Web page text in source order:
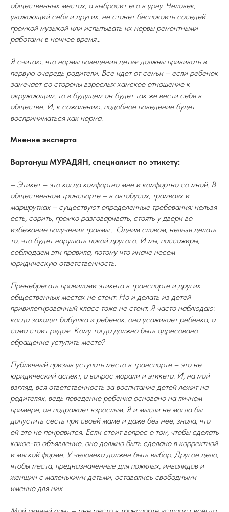
общественных местах, а выбросит его в урну. Человек,
уважающий себя и других, не станет беспокоить соседей
громкой музыкой или испытывать их нервы ремонтными
работами в ночное время…
Я считаю, что нормы поведения детям должны прививать в
первую очередь родители. Все идет от семьи – если ребенок
замечает со стороны взрослых хамское отношение к
окружающим, то в будущем он будет так же вести себя в
обществе. И, к сожалению, подобное поведение будет
восприниматься как норма.
Мнение эксперта
Вартануш МУРАДЯН, специалист по этикету:
– Этикет – это когда комфортно мне и комфортно со мной. В
общественном транспорте – в автобусах, трамваях и
маршрутках – существуют определенные требования: нельзя
есть, сорить, громко разговаривать, стоять у двери во
избежание получения травмы... Одним словом, нельзя делать
то, что будет нарушать покой другого. И мы, пассажиры,
соблюдаем эти правила, потому что иначе несем
юридическую ответственность.
Пренебрегать правилами этикета в транспорте и других
общественных местах не стоит. Но и делать из детей
привилегированный класс тоже не стоит. Я часто наблюдаю:
когда заходят бабушка и ребенок, она усаживает ребенка, а
сама стоит рядом. Кому тогда должно быть адресовано
обращение уступить место?
Публичный призыв уступать место в транспорте – это не
юридический аспект, а вопрос морали и этикета. И, на мой
взгляд, вся ответственность за воспитание детей лежит на
родителях, ведь поведение ребенка основано на личном
примере, он подражает взрослым. Я и мысли не могла бы
допустить сесть при своей маме и даже без нее, знала, что
ей это не понравится. Если стоит вопрос о том, чтобы сделать
какое-то объявление, оно должно быть сделано в корректной
и мягкой форме. У человека должен быть выбор. Другое дело,
чтобы места, предназначенные для пожилых, инвалидов и
женщин с маленькими детьми, оставались свободными
именно для них.